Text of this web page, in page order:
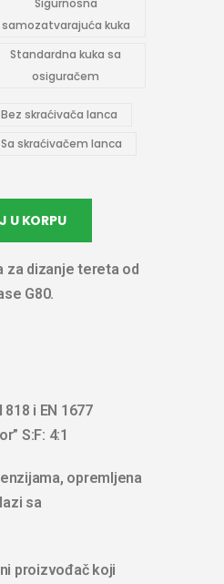
samozatvarajuća kuka
Standardna kuka sa
osiguračem
Bez skraćivača lanca
Sa skraćivačem lanca
U KORPU
za dizanje tereta od
G80.
i EN 1677
S:F: 4:1
opremljena
sa
proizvođač koji